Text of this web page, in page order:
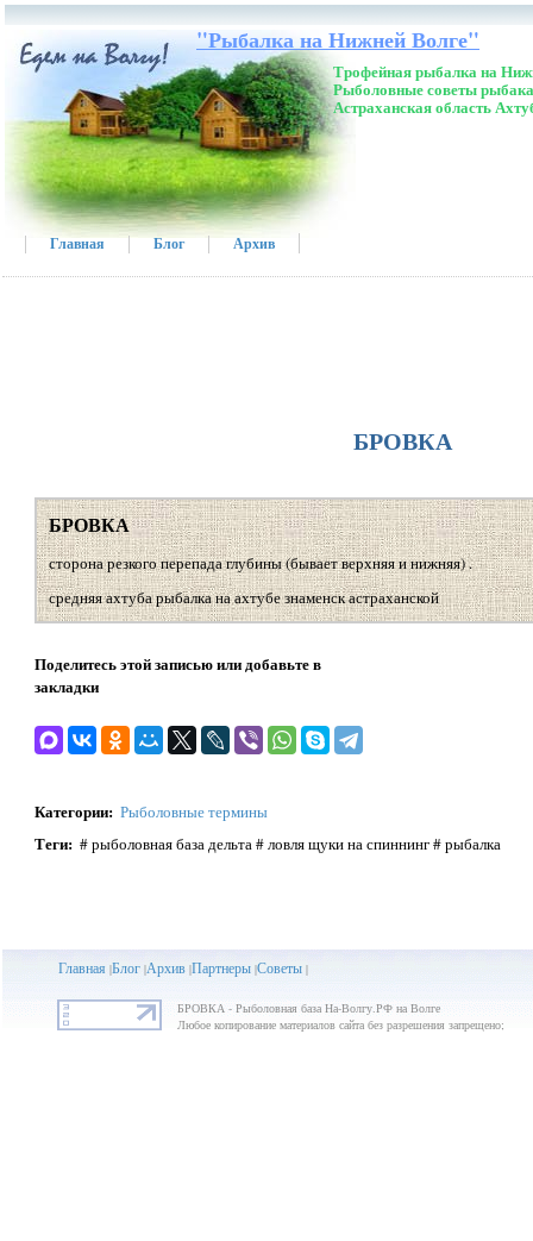
"Рыбалка на Нижней Волге"
Трофейная рыбалка на
Рыболовные советы
Астраханская область
Главная Блог Архив
БРОВКА
БРОВКА
сторона резкого перепада глубины (бывает верхняя и нижняя) .
средняя ахтуба рыбалка на ахтубе знаменск астраханской
Поделитесь этой записью или добавьте в
закладки
Категории: Рыболовные термины
Теги: # рыболовная база дельта # ловля щуки на спиннинг # рыбалка
Главная |Блог|Архив|Партнеры|Советы|
БРОВКА - Рыболовная база На-Волгу.РФ на Волге
Любое копирование материалов сайта без разрешения запрещено;